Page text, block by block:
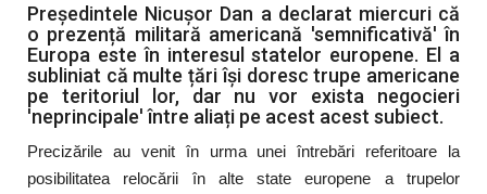
Președintele Nicușor Dan a declarat miercuri că
o prezență militară americană 'semnificativă' în
Europa este în interesul statelor europene. El a
subliniat că multe țări își doresc trupe americane
pe teritoriul lor, dar nu vor exista negocieri
'neprincipale' între aliați pe acest acest subiect.
Precizările au venit în urma unei întrebări referitoare la
posibilitatea relocării în alte state europene a trupelor